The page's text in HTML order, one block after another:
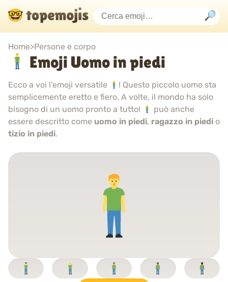
Home>Persone e corpo
Emoji Uomo in piedi
Ecco a voi l’emoji versatile
! Questo piccolo uomo sta
semplicemente eretto e fiero. A volte, il mondo ha solo
bisogno di un uomo pronto a tutto!
può anche
essere descritto come uomo in piedi, ragazzo in piedi o
tizio in piedi.